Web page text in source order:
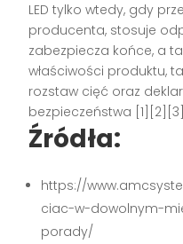
LED tylko wtedy, gdy
producenta, stosuje
zabezpiecza końce, a
właściwości produktu,
rozstaw cięć oraz
bezpieczeństwa
Źródła:
https://
ciac-w-dowolnym-
porady/